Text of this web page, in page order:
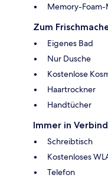
Memory-
Zum
Eigenes Bad
Nur Dusche
Kostenlose
Haartrockner
Handtücher
Immer in
Schreibtisch
Kostenloses
Telefon